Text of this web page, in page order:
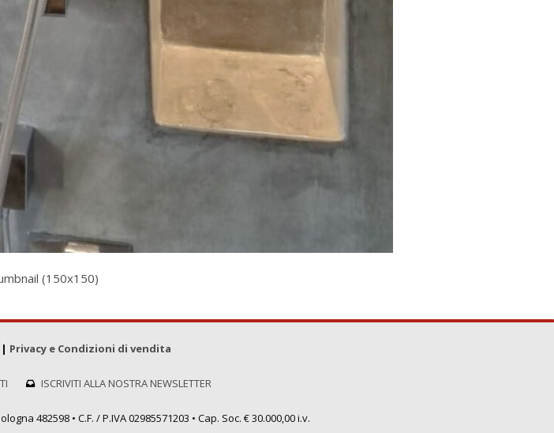
(150x150)
| Privacy e Condizioni di vendita
ISCRIVITI ALLA NOSTRA NEWSLETTER
482598 • C.F. / P.IVA 02985571203 • Cap. Soc. € 30.000,00 i.v.